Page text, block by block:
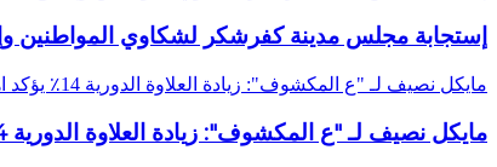
إستجابة مجلس مدينة كفرشكر لشكاوي المواطنين
مايكل نصيف لـ "ع المكشوف": زيادة العلاوة الدورية 14٪ يؤكد اهتمام الرئيس بأصحاب المعاشات
مايكل نصيف لـ "ع المكشوف": زيادة العلاوة الدورية 14٪ يؤكد اهتمام الرئيس بأصحاب المعاشات